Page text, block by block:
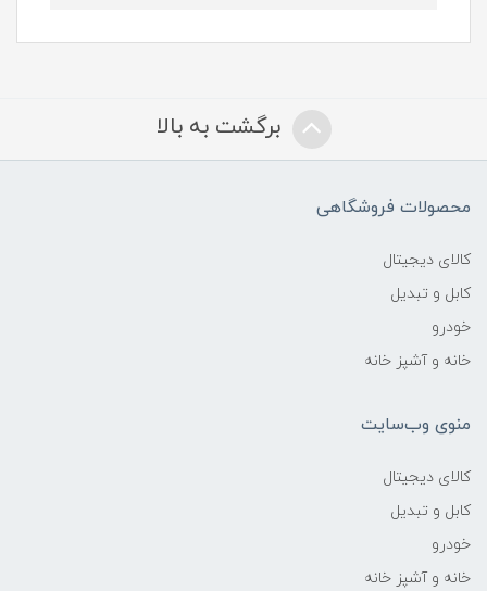
برگشت به بالا
محصولات فروشگاهی
کالای دیجیتال
کابل و تبدیل
خودرو
خانه و آشپز خانه
منوی وب‌سایت
کالای دیجیتال
کابل و تبدیل
خودرو
خانه و آشپز خانه